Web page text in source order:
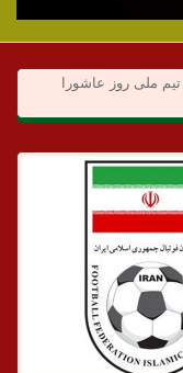
ملی روز عاشورا